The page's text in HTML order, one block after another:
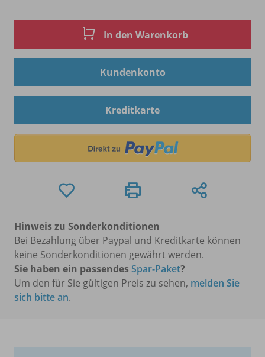
In den Warenkorb
Kundenkonto
Kreditkarte
Hinweis zu Sonderkonditionen
Bei Bezahlung über Paypal und Kreditkarte können
keine Sonderkonditionen gewährt werden.
Sie haben ein passendesSpar-Paket?
Um den für Sie gültigen Preis zu sehen, melden Sie
sich bitte an.